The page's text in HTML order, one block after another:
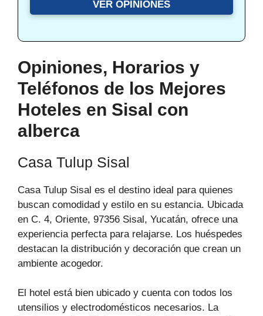
VER OPINIONES
Opiniones, Horarios y
Teléfonos de los Mejores
Hoteles en Sisal con
alberca
Casa Tulup Sisal
Casa Tulup Sisal es el destino ideal para quienes
buscan comodidad y estilo en su estancia. Ubicada
en C. 4, Oriente, 97356 Sisal, Yucatán, ofrece una
experiencia perfecta para relajarse. Los huéspedes
destacan la distribución y decoración que crean un
ambiente acogedor.
El hotel está bien ubicado y cuenta con todos los
utensilios y electrodomésticos necesarios. La